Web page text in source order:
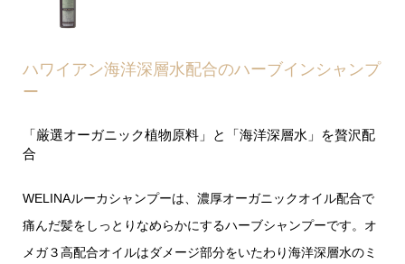
ハワイアン海洋深層水配合のハーブインシャンプ
ー
「厳選オーガニック植物原料」と「海洋深層水」を贅沢配
合
WELINAルーカシャンプーは、濃厚オーガニックオイル配合で
痛んだ髪をしっとりなめらかにするハーブシャンプーです。オ
メガ３高配合オイルはダメージ部分をいたわり海洋深層水のミ